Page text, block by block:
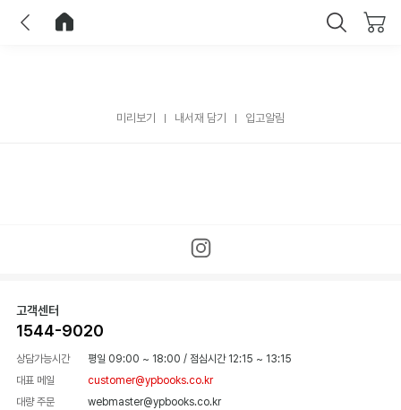
미리보기 내서재 담기 입고알림
고객센터
1544-9020
상담가능시간 평일 09:00 ~ 18:00 / 점심시간 12:15 ~ 13:15
대표 메일
customer@ypbooks.co.kr
대량 주문
webmaster@ypbooks.co.kr